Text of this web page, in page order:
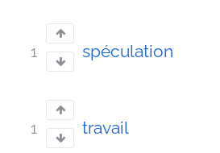
1 spéculation
1 travail